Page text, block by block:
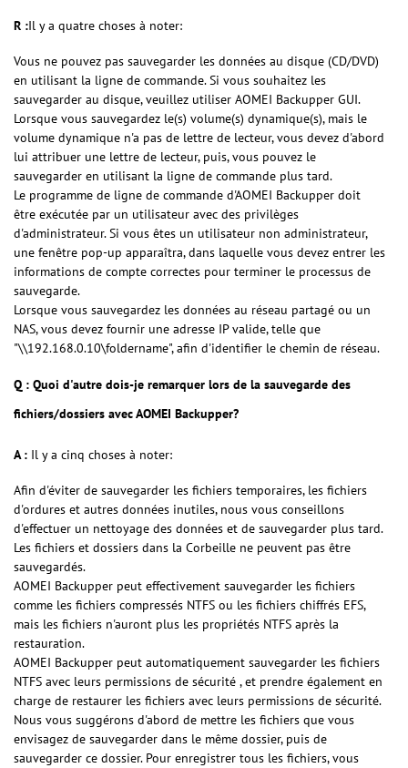
R :Il y a quatre choses à noter:
Vous ne pouvez pas sauvegarder les données au disque (CD/DVD)
en utilisant la ligne de commande. Si vous souhaitez les
sauvegarder au disque, veuillez utiliser AOMEI Backupper GUI.
Lorsque vous sauvegardez le(s) volume(s) dynamique(s), mais le
volume dynamique n'a pas de lettre de lecteur, vous devez d'abord
lui attribuer une lettre de lecteur, puis, vous pouvez le
sauvegarder en utilisant la ligne de commande plus tard.
Le programme de ligne de commande d'AOMEI Backupper doit
être exécutée par un utilisateur avec des privilèges
d'administrateur. Si vous êtes un utilisateur non administrateur,
une fenêtre pop-up apparaîtra, dans laquelle vous devez entrer les
informations de compte correctes pour terminer le processus de
sauvegarde.
Lorsque vous sauvegardez les données au réseau partagé ou un
NAS, vous devez fournir une adresse IP valide, telle que
"\\192.168.0.10\foldername", afin d'identifier le chemin de réseau.
Q : Quoi d'autre dois-je remarquer lors de la sauvegarde des
fichiers/dossiers avec AOMEI Backupper?
A : Il y a cinq choses à noter:
Afin d'éviter de sauvegarder les fichiers temporaires, les fichiers
d'ordures et autres données inutiles, nous vous conseillons
d'effectuer un nettoyage des données et de sauvegarder plus tard.
Les fichiers et dossiers dans la Corbeille ne peuvent pas être
sauvegardés.
AOMEI Backupper peut effectivement sauvegarder les fichiers
comme les fichiers compressés NTFS ou les fichiers chiffrés EFS,
mais les fichiers n'auront plus les propriétés NTFS après la
restauration.
AOMEI Backupper peut automatiquement sauvegarder les fichiers
NTFS avec leurs permissions de sécurité , et prendre également en
charge de restaurer les fichiers avec leurs permissions de sécurité.
Nous vous suggérons d'abord de mettre les fichiers que vous
envisagez de sauvegarder dans le même dossier, puis de
sauvegarder ce dossier. Pour enregistrer tous les fichiers, vous